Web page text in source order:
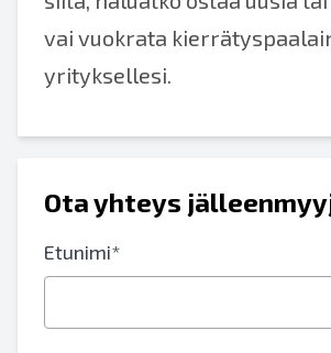
vai vuokrata
yrityksellesi.
Ota yhteys
Etunimi*